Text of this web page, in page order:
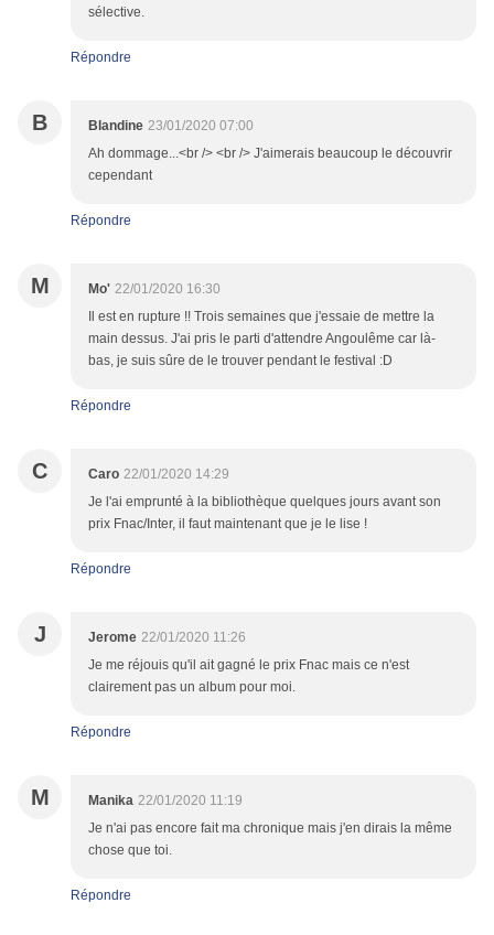
sélective.
Répondre
B Blandine 23/01/2020 07:00
Ah dommage...<br /> <br /> J'aimerais beaucoup le découvrir
cependant
Répondre
M Mo' 22/01/2020 16:30
Il est en rupture !! Trois semaines que j'essaie de mettre la
main dessus. J'ai pris le parti d'attendre Angoulême car là-
bas, je suis sûre de le trouver pendant le festival :D
Répondre
C Caro 22/01/2020 14:29
Je l'ai emprunté à la bibliothèque quelques jours avant son
prix Fnac/Inter, il faut maintenant que je le lise !
Répondre
J Jerome 22/01/2020 11:26
Je me réjouis qu'il ait gagné le prix Fnac mais ce n'est
clairement pas un album pour moi.
Répondre
M Manika 22/01/2020 11:19
Je n'ai pas encore fait ma chronique mais j'en dirais la même
chose que toi.
Répondre